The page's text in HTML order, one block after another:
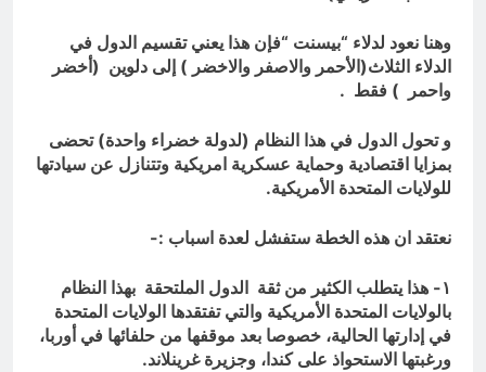
وهنا نعود لدلاء “بيسنت “فإن هذا يعني تقسيم الدول في
الدلاء الثلاث(الأحمر والاصفر والاخضر ) إلى دلوين (أخضر
واحمر ) فقط .
و تحول الدول في هذا النظام (لدولة خضراء واحدة) تحضى
بمزايا اقتصادية وحماية عسكرية امريكية وتتنازل عن سيادتها
للولايات المتحدة الأمريكية.
نعتقد ان هذه الخطة ستفشل لعدة اسباب :-
١- هذا يتطلب الكثير من ثقة الدول الملتحقة بهذا النظام
بالولايات المتحدة الأمريكية والتي تفتقدها الولايات المتحدة
في إدارتها الحالية، خصوصا بعد موقفها من حلفائها في أوربا،
ورغبتها الاستحواذ على كندا، وجزيرة غرينلاند.